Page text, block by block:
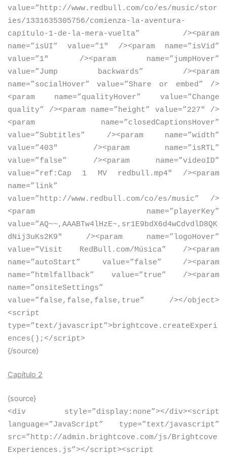
value=”http://www.redbull.com/co/es/music/stor
ies/1331635305756/comienza-la-aventura-
capítulo-1-de-la-mera-vuelta” /><param
name=”isUI” value=”1″ /><param name=”isVid”
value=”1″ /><param name=”jumpHover”
value=”Jump backwards” /><param
name=”socialHover” value=”Share or embed” />
<param name=”qualityHover” value=”Change
quality” /><param name=”height” value=”227″ />
<param name=”closedCaptionsHover”
value=”Subtitles” /><param name=”width”
value=”403″ /><param name=”isRTL”
value=”false” /><param name=”videoID”
value=”ref:Cap 1 MV redbull.mp4″ /><param
name=”link”
value=”http://www.redbull.com/co/es/music” />
<param name=”playerKey”
value=”AQ~~,AAABTw4lHzE~,sr1E9bdX6d4wCdvdlD8QK
dNij3uKs2K9″ /><param name=”logoHover”
value=”Visit RedBull.com/Música” /><param
name=”autoStart” value=”false” /><param
name=”htmlfallback” value=”true” /><param
name=”onsiteSettings”
value=”false,false,false,true” /></object>
<script
type=”text/javascript”>brightcove.createExperi
ences(); </script>
{/source}
Capítulo 2
{source}
<div style=”display:none”></div><script
language=”JavaScript” type=”text/javascript”
src=”http://admin.brightcove.com/js/Brightcove
Experiences.js”></script><script